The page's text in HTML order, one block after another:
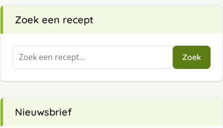
Zoek een recept
Zoeken
naar:
Zoek
Nieuwsbrief